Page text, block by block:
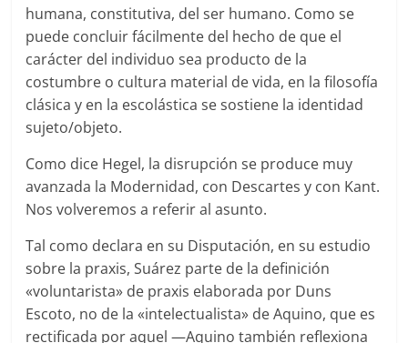
humana, constitutiva, del ser humano. Como se
puede concluir fácilmente del hecho de que el
carácter del individuo sea producto de la
costumbre o cultura material de vida, en la filosofía
clásica y en la escolástica se sostiene la identidad
sujeto/objeto.
Como dice Hegel, la disrupción se produce muy
avanzada la Modernidad, con Descartes y con Kant.
Nos volveremos a referir al asunto.
Tal como declara en su Disputación, en su estudio
sobre la praxis, Suárez parte de la definición
«voluntarista» de praxis elaborada por Duns
Escoto, no de la «intelectualista» de Aquino, que es
rectificada por aquel —Aquino también reflexiona